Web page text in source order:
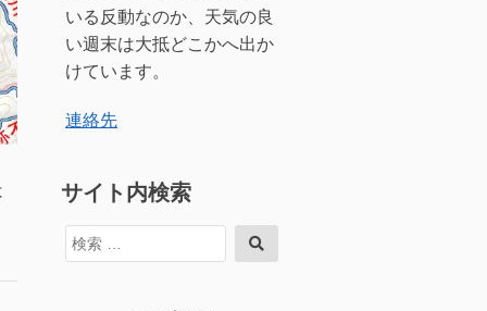
いる反動なのか、天気の良
い週末は大抵どこかへ出か
けています。
連絡先
サイト内検索
検
索
索